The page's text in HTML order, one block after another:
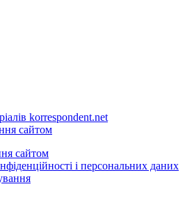
korrespondent.net
сайтом
сайтом
і персональних даних